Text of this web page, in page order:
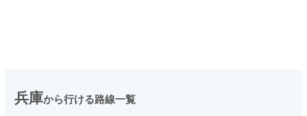
兵庫から行ける路線一覧